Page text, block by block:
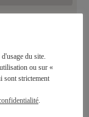
du site.
ou sur «
sont strictement